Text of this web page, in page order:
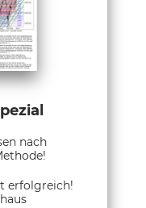
nach
erfolgreich!